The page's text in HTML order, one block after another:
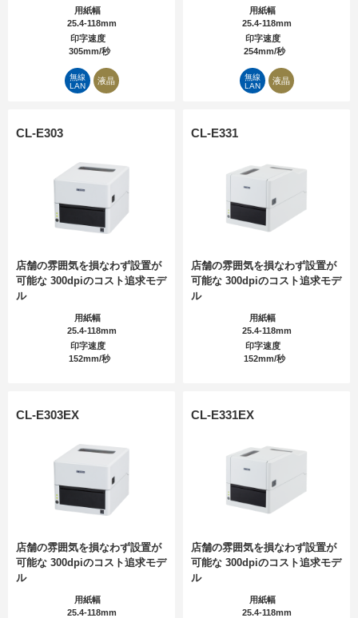
用紙幅
25.4-118mm
印字速度
305mm/秒
無線
LAN
液晶
用紙幅
25.4-118mm
印字速度
254mm/秒
無線
LAN
液晶
CL-E303
店舗の雰囲気を損なわず設置が
可能な 300dpiのコスト追求モデ
ル
用紙幅
25.4-118mm
印字速度
152mm/秒
CL-E331
店舗の雰囲気を損なわず設置が
可能な 300dpiのコスト追求モデ
ル
用紙幅
25.4-118mm
印字速度
152mm/秒
CL-E303EX
店舗の雰囲気を損なわず設置が
可能な 300dpiのコスト追求モデ
ル
用紙幅
25.4-118mm
CL-E331EX
店舗の雰囲気を損なわず設置が
可能な 300dpiのコスト追求モデ
ル
用紙幅
25.4-118mm